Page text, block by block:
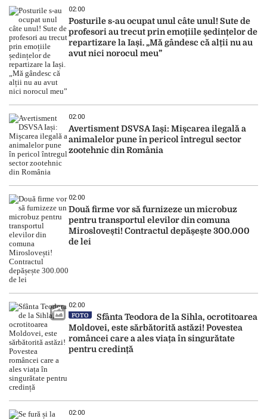
02:00
Posturile s-au ocupat unul câte unul! Sute de
profesori au trecut prin emoțiile ședințelor de
repartizare la Iași. „Mă gândesc că alții nu au
avut nici norocul meu”
02:00
Avertisment DSVSA Iași: Mișcarea ilegală a
animalelor pune în pericol întregul sector
zootehnic din România
02:00
Două firme vor să furnizeze un microbuz
pentru transportul elevilor din comuna
Miroslovești! Contractul depășește 300.000
de lei
02:00
FOTO
Sfânta Teodora de la Sihla, ocrotitoarea
Moldovei, este sărbătorită astăzi! Povestea
româncei care a ales viața în singurătate
pentru credință
02:00